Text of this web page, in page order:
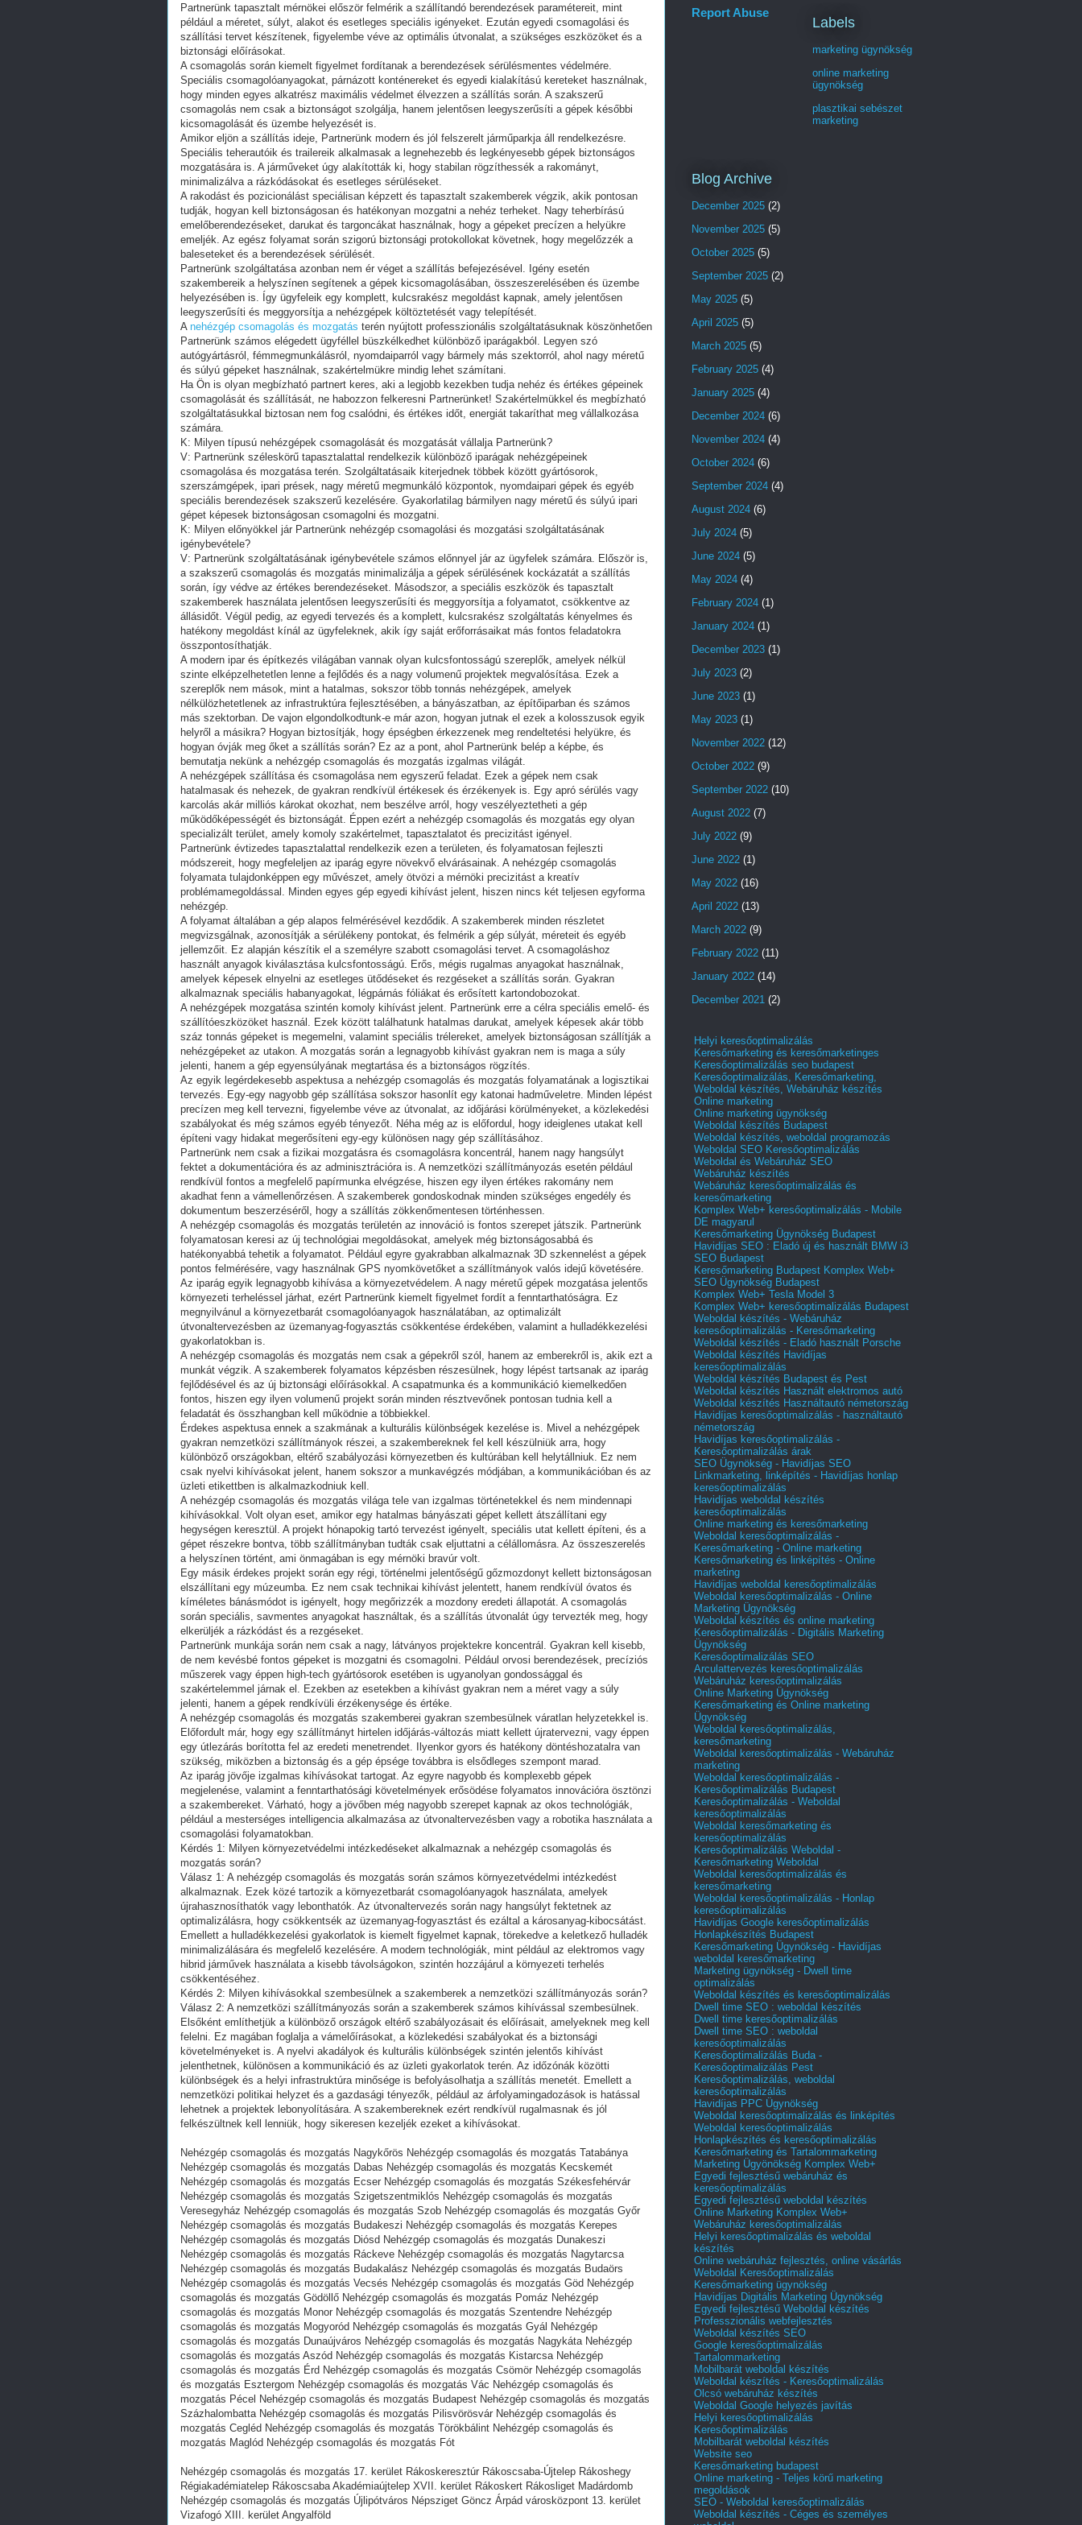
Partnerünk tapasztalt mérnökei először felmérik a szállítandó berendezések paramétereit, mint
például a méretet, súlyt, alakot és esetleges speciális igényeket. Ezután egyedi csomagolási és
szállítási tervet készítenek, figyelembe véve az optimális útvonalat, a szükséges eszközöket és a
biztonsági előírásokat.
A csomagolás során kiemelt figyelmet fordítanak a berendezések sérülésmentes védelmére.
Speciális csomagolóanyagokat, párnázott konténereket és egyedi kialakítású kereteket használnak,
hogy minden egyes alkatrész maximális védelmet élvezzen a szállítás során. A szakszerű
csomagolás nem csak a biztonságot szolgálja, hanem jelentősen leegyszerűsíti a gépek későbbi
kicsomagolását és üzembe helyezését is.
Amikor eljön a szállítás ideje, Partnerünk modern és jól felszerelt járműparkja áll rendelkezésre.
Speciális teherautóik és trailereik alkalmasak a legnehezebb és legkényesebb gépek biztonságos
mozgatására is. A járműveket úgy alakították ki, hogy stabilan rögzíthessék a rakományt,
minimalizálva a rázkódásokat és esetleges sérüléseket.
A rakodást és pozicionálást speciálisan képzett és tapasztalt szakemberek végzik, akik pontosan
tudják, hogyan kell biztonságosan és hatékonyan mozgatni a nehéz terheket. Nagy teherbírású
emelőberendezéseket, darukat és targoncákat használnak, hogy a gépeket precízen a helyükre
emeljék. Az egész folyamat során szigorú biztonsági protokollokat követnek, hogy megelőzzék a
baleseteket és a berendezések sérülését.
Partnerünk szolgáltatása azonban nem ér véget a szállítás befejezésével. Igény esetén
szakembereik a helyszínen segítenek a gépek kicsomagolásában, összeszerelésében és üzembe
helyezésében is. Így ügyfeleik egy komplett, kulcsrakész megoldást kapnak, amely jelentősen
leegyszerűsíti és meggyorsítja a nehézgépek költöztetését vagy telepítését.
A nehézgép csomagolás és mozgatás terén nyújtott professzionális szolgáltatásuknak köszönhetően
Partnerünk számos elégedett ügyféllel büszkélkedhet különböző iparágakból. Legyen szó
autógyártásról, fémmegmunkálásról, nyomdaiparról vagy bármely más szektorról, ahol nagy méretű
és súlyú gépeket használnak, szakértelmükre mindig lehet számítani.
Ha Ön is olyan megbízható partnert keres, aki a legjobb kezekben tudja nehéz és értékes gépeinek
csomagolását és szállítását, ne habozzon felkeresni Partnerünket! Szakértelmükkel és megbízható
szolgáltatásukkal biztosan nem fog csalódni, és értékes időt, energiát takaríthat meg vállalkozása
számára.
K: Milyen típusú nehézgépek csomagolását és mozgatását vállalja Partnerünk?
V: Partnerünk széleskörű tapasztalattal rendelkezik különböző iparágak nehézgépeinek
csomagolása és mozgatása terén. Szolgáltatásaik kiterjednek többek között gyártósorok,
szerszámgépek, ipari prések, nagy méretű megmunkáló központok, nyomdaipari gépek és egyéb
speciális berendezések szakszerű kezelésére. Gyakorlatilag bármilyen nagy méretű és súlyú ipari
gépet képesek biztonságosan csomagolni és mozgatni.
K: Milyen előnyökkel jár Partnerünk nehézgép csomagolási és mozgatási szolgáltatásának
igénybevétele?
V: Partnerünk szolgáltatásának igénybevétele számos előnnyel jár az ügyfelek számára. Először is,
a szakszerű csomagolás és mozgatás minimalizálja a gépek sérülésének kockázatát a szállítás
során, így védve az értékes berendezéseket. Másodszor, a speciális eszközök és tapasztalt
szakemberek használata jelentősen leegyszerűsíti és meggyorsítja a folyamatot, csökkentve az
állásidőt. Végül pedig, az egyedi tervezés és a komplett, kulcsrakész szolgáltatás kényelmes és
hatékony megoldást kínál az ügyfeleknek, akik így saját erőforrásaikat más fontos feladatokra
összpontosíthatják.
A modern ipar és építkezés világában vannak olyan kulcsfontosságú szereplők, amelyek nélkül
szinte elképzelhetetlen lenne a fejlődés és a nagy volumenű projektek megvalósítása. Ezek a
szereplők nem mások, mint a hatalmas, sokszor több tonnás nehézgépek, amelyek
nélkülözhetetlenek az infrastruktúra fejlesztésében, a bányászatban, az építőiparban és számos
más szektorban. De vajon elgondolkodtunk-e már azon, hogyan jutnak el ezek a kolosszusok egyik
helyről a másikra? Hogyan biztosítják, hogy épségben érkezzenek meg rendeltetési helyükre, és
hogyan óvják meg őket a szállítás során? Ez az a pont, ahol Partnerünk belép a képbe, és
bemutatja nekünk a nehézgép csomagolás és mozgatás izgalmas világát.
A nehézgépek szállítása és csomagolása nem egyszerű feladat. Ezek a gépek nem csak
hatalmasak és nehezek, de gyakran rendkívül értékesek és érzékenyek is. Egy apró sérülés vagy
karcolás akár milliós károkat okozhat, nem beszélve arról, hogy veszélyeztetheti a gép
működőképességét és biztonságát. Éppen ezért a nehézgép csomagolás és mozgatás egy olyan
specializált terület, amely komoly szakértelmet, tapasztalatot és precizitást igényel.
Partnerünk évtizedes tapasztalattal rendelkezik ezen a területen, és folyamatosan fejleszti
módszereit, hogy megfeleljen az iparág egyre növekvő elvárásainak. A nehézgép csomagolás
folyamata tulajdonképpen egy művészet, amely ötvözi a mérnöki precizitást a kreatív
problémamegoldással. Minden egyes gép egyedi kihívást jelent, hiszen nincs két teljesen egyforma
nehézgép.
A folyamat általában a gép alapos felmérésével kezdődik. A szakemberek minden részletet
megvizsgálnak, azonosítják a sérülékeny pontokat, és felmérik a gép súlyát, méreteit és egyéb
jellemzőit. Ez alapján készítik el a személyre szabott csomagolási tervet. A csomagoláshoz
használt anyagok kiválasztása kulcsfontosságú. Erős, mégis rugalmas anyagokat használnak,
amelyek képesek elnyelni az esetleges ütődéseket és rezgéseket a szállítás során. Gyakran
alkalmaznak speciális habanyagokat, légpárnás fóliákat és erősített kartondobozokat.
A nehézgépek mozgatása szintén komoly kihívást jelent. Partnerünk erre a célra speciális emelő- és
szállítóeszközöket használ. Ezek között találhatunk hatalmas darukat, amelyek képesek akár több
száz tonnás gépeket is megemelni, valamint speciális trélereket, amelyek biztonságosan szállítják a
nehézgépeket az utakon. A mozgatás során a legnagyobb kihívást gyakran nem is maga a súly
jelenti, hanem a gép egyensúlyának megtartása és a biztonságos rögzítés.
Az egyik legérdekesebb aspektusa a nehézgép csomagolás és mozgatás folyamatának a logisztikai
tervezés. Egy-egy nagyobb gép szállítása sokszor hasonlít egy katonai hadműveletre. Minden lépést
precízen meg kell tervezni, figyelembe véve az útvonalat, az időjárási körülményeket, a közlekedési
szabályokat és még számos egyéb tényezőt. Néha még az is előfordul, hogy ideiglenes utakat kell
építeni vagy hidakat megerősíteni egy-egy különösen nagy gép szállításához.
Partnerünk nem csak a fizikai mozgatásra és csomagolásra koncentrál, hanem nagy hangsúlyt
fektet a dokumentációra és az adminisztrációra is. A nemzetközi szállítmányozás esetén például
rendkívül fontos a megfelelő papírmunka elvégzése, hiszen egy ilyen értékes rakomány nem
akadhat fenn a vámellenőrzésen. A szakemberek gondoskodnak minden szükséges engedély és
dokumentum beszerzéséről, hogy a szállítás zökkenőmentesen történhessen.
A nehézgép csomagolás és mozgatás területén az innováció is fontos szerepet játszik. Partnerünk
folyamatosan keresi az új technológiai megoldásokat, amelyek még biztonságosabbá és
hatékonyabbá tehetik a folyamatot. Például egyre gyakrabban alkalmaznak 3D szkennelést a gépek
pontos felmérésére, vagy használnak GPS nyomkövetőket a szállítmányok valós idejű követésére.
Az iparág egyik legnagyobb kihívása a környezetvédelem. A nagy méretű gépek mozgatása jelentős
környezeti terheléssel járhat, ezért Partnerünk kiemelt figyelmet fordít a fenntarthatóságra. Ez
megnyilvánul a környezetbarát csomagolóanyagok használatában, az optimalizált
útvonaltervezésben az üzemanyag-fogyasztás csökkentése érdekében, valamint a hulladékkezelési
gyakorlatokban is.
A nehézgép csomagolás és mozgatás nem csak a gépekről szól, hanem az emberekről is, akik ezt a
munkát végzik. A szakemberek folyamatos képzésben részesülnek, hogy lépést tartsanak az iparág
fejlődésével és az új biztonsági előírásokkal. A csapatmunka és a kommunikáció kiemelkedően
fontos, hiszen egy ilyen volumenű projekt során minden résztvevőnek pontosan tudnia kell a
feladatát és összhangban kell működnie a többiekkel.
Érdekes aspektusa ennek a szakmának a kulturális különbségek kezelése is. Mivel a nehézgépek
gyakran nemzetközi szállítmányok részei, a szakembereknek fel kell készülniük arra, hogy
különböző országokban, eltérő szabályozási környezetben és kultúrában kell helytállniuk. Ez nem
csak nyelvi kihívásokat jelent, hanem sokszor a munkavégzés módjában, a kommunikációban és az
üzleti etikettben is alkalmazkodniuk kell.
A nehézgép csomagolás és mozgatás világa tele van izgalmas történetekkel és nem mindennapi
kihívásokkal. Volt olyan eset, amikor egy hatalmas bányászati gépet kellett átszállítani egy
hegységen keresztül. A projekt hónapokig tartó tervezést igényelt, speciális utat kellett építeni, és a
gépet részekre bontva, több szállítmányban tudták csak eljuttatni a célállomásra. Az összeszerelés
a helyszínen történt, ami önmagában is egy mérnöki bravúr volt.
Egy másik érdekes projekt során egy régi, történelmi jelentőségű gőzmozdonyt kellett biztonságosan
elszállítani egy múzeumba. Ez nem csak technikai kihívást jelentett, hanem rendkívül óvatos és
kíméletes bánásmódot is igényelt, hogy megőrizzék a mozdony eredeti állapotát. A csomagolás
során speciális, savmentes anyagokat használtak, és a szállítás útvonalát úgy tervezték meg, hogy
elkerüljék a rázkódást és a rezgéseket.
Partnerünk munkája során nem csak a nagy, látványos projektekre koncentrál. Gyakran kell kisebb,
de nem kevésbé fontos gépeket is mozgatni és csomagolni. Például orvosi berendezések, precíziós
műszerek vagy éppen high-tech gyártósorok esetében is ugyanolyan gondossággal és
szakértelemmel járnak el. Ezekben az esetekben a kihívást gyakran nem a méret vagy a súly
jelenti, hanem a gépek rendkívüli érzékenysége és értéke.
A nehézgép csomagolás és mozgatás szakemberei gyakran szembesülnek váratlan helyzetekkel is.
Előfordult már, hogy egy szállítmányt hirtelen időjárás-változás miatt kellett újratervezni, vagy éppen
egy útlezárás borította fel az eredeti menetrendet. Ilyenkor gyors és hatékony döntéshozatalra van
szükség, miközben a biztonság és a gép épsége továbbra is elsődleges szempont marad.
Az iparág jövője izgalmas kihívásokat tartogat. Az egyre nagyobb és komplexebb gépek
megjelenése, valamint a fenntarthatósági követelmények erősödése folyamatos innovációra ösztönzi
a szakembereket. Várható, hogy a jövőben még nagyobb szerepet kapnak az okos technológiák,
például a mesterséges intelligencia alkalmazása az útvonaltervezésben vagy a robotika használata a
csomagolási folyamatokban.
Kérdés 1: Milyen környezetvédelmi intézkedéseket alkalmaznak a nehézgép csomagolás és
mozgatás során?
Válasz 1: A nehézgép csomagolás és mozgatás során számos környezetvédelmi intézkedést
alkalmaznak. Ezek közé tartozik a környezetbarát csomagolóanyagok használata, amelyek
újrahasznosíthatók vagy lebonthatók. Az útvonaltervezés során nagy hangsúlyt fektetnek az
optimalizálásra, hogy csökkentsék az üzemanyag-fogyasztást és ezáltal a károsanyag-kibocsátást.
Emellett a hulladékkezelési gyakorlatok is kiemelt figyelmet kapnak, törekedve a keletkező hulladék
minimalizálására és megfelelő kezelésére. A modern technológiák, mint például az elektromos vagy
hibrid járművek használata a kisebb távolságokon, szintén hozzájárul a környezeti terhelés
csökkentéséhez.
Kérdés 2: Milyen kihívásokkal szembesülnek a szakemberek a nemzetközi szállítmányozás során?
Válasz 2: A nemzetközi szállítmányozás során a szakemberek számos kihívással szembesülnek.
Elsőként említhetjük a különböző országok eltérő szabályozásait és előírásait, amelyeknek meg kell
felelni. Ez magában foglalja a vámelőírásokat, a közlekedési szabályokat és a biztonsági
követelményeket is. A nyelvi akadályok és kulturális különbségek szintén jelentős kihívást
jelenthetnek, különösen a kommunikáció és az üzleti gyakorlatok terén. Az időzónák közötti
különbségek és a helyi infrastruktúra minősége is befolyásolhatja a szállítás menetét. Emellett a
nemzetközi politikai helyzet és a gazdasági tényezők, például az árfolyamingadozások is hatással
lehetnek a projektek lebonyolítására. A szakembereknek ezért rendkívül rugalmasnak és jól
felkészültnek kell lenniük, hogy sikeresen kezeljék ezeket a kihívásokat.
Nehézgép csomagolás és mozgatás Nagykőrös Nehézgép csomagolás és mozgatás Tatabánya
Nehézgép csomagolás és mozgatás Dabas Nehézgép csomagolás és mozgatás Kecskemét
Nehézgép csomagolás és mozgatás Ecser Nehézgép csomagolás és mozgatás Székesfehérvár
Nehézgép csomagolás és mozgatás Szigetszentmiklós Nehézgép csomagolás és mozgatás
Veresegyház Nehézgép csomagolás és mozgatás Szob Nehézgép csomagolás és mozgatás Győr
Nehézgép csomagolás és mozgatás Budakeszi Nehézgép csomagolás és mozgatás Kerepes
Nehézgép csomagolás és mozgatás Diósd Nehézgép csomagolás és mozgatás Dunakeszi
Nehézgép csomagolás és mozgatás Ráckeve Nehézgép csomagolás és mozgatás Nagytarcsa
Nehézgép csomagolás és mozgatás Budakalász Nehézgép csomagolás és mozgatás Budaörs
Nehézgép csomagolás és mozgatás Vecsés Nehézgép csomagolás és mozgatás Göd Nehézgép
csomagolás és mozgatás Gödöllő Nehézgép csomagolás és mozgatás Pomáz Nehézgép
csomagolás és mozgatás Monor Nehézgép csomagolás és mozgatás Szentendre Nehézgép
csomagolás és mozgatás Mogyoród Nehézgép csomagolás és mozgatás Gyál Nehézgép
csomagolás és mozgatás Dunaújváros Nehézgép csomagolás és mozgatás Nagykáta Nehézgép
csomagolás és mozgatás Aszód Nehézgép csomagolás és mozgatás Kistarcsa Nehézgép
csomagolás és mozgatás Érd Nehézgép csomagolás és mozgatás Csömör Nehézgép csomagolás
és mozgatás Esztergom Nehézgép csomagolás és mozgatás Vác Nehézgép csomagolás és
mozgatás Pécel Nehézgép csomagolás és mozgatás Budapest Nehézgép csomagolás és mozgatás
Százhalombatta Nehézgép csomagolás és mozgatás Pilisvörösvár Nehézgép csomagolás és
mozgatás Cegléd Nehézgép csomagolás és mozgatás Törökbálint Nehézgép csomagolás és
mozgatás Maglód Nehézgép csomagolás és mozgatás Fót
Nehézgép csomagolás és mozgatás 17. kerület Rákoskeresztúr Rákoscsaba-Újtelep Rákoshegy
Régiakadémiatelep Rákoscsaba Akadémiaújtelep XVII. kerület Rákoskert Rákosliget Madárdomb
Nehézgép csomagolás és mozgatás Újlipótváros Népsziget Göncz Árpád városközpont 13. kerület
Vizafogó XIII. kerület Angyalföld
Report Abuse
Labels
marketing ügynökség
online marketing
ügynökség
plasztikai sebészet
marketing
Blog Archive
December 2025 (2)
November 2025 (5)
October 2025 (5)
September 2025 (2)
May 2025 (5)
April 2025 (5)
March 2025 (5)
February 2025 (4)
January 2025 (4)
December 2024 (6)
November 2024 (4)
October 2024 (6)
September 2024 (4)
August 2024 (6)
July 2024 (5)
June 2024 (5)
May 2024 (4)
February 2024 (1)
January 2024 (1)
December 2023 (1)
July 2023 (2)
June 2023 (1)
May 2023 (1)
November 2022 (12)
October 2022 (9)
September 2022 (10)
August 2022 (7)
July 2022 (9)
June 2022 (1)
May 2022 (16)
April 2022 (13)
March 2022 (9)
February 2022 (11)
January 2022 (14)
December 2021 (2)
Helyi keresőoptimalizálás
Keresőmarketing és keresőmarketinges
Keresőoptimalizálás seo budapest
Keresőoptimalizálás, Keresőmarketing,
Weboldal készítés, Webáruház készítés
Online marketing
Online marketing ügynökség
Weboldal készítés Budapest
Weboldal készítés, weboldal programozás
Weboldal SEO Keresőoptimalizálás
Weboldal és Webáruház SEO
Webáruház készítés
Webáruház keresőoptimalizálás és
keresőmarketing
Komplex Web+ keresőoptimalizálás - Mobile
DE magyarul
Keresőmarketing Ügynökség Budapest
Havidíjas SEO : Eladó új és használt BMW i3
SEO Budapest
Keresőmarketing Budapest Komplex Web+
SEO Ügynökség Budapest
Komplex Web+ Tesla Model 3
Komplex Web+ keresőoptimalizálás Budapest
Weboldal készítés - Webáruház
keresőoptimalizálás - Keresőmarketing
Weboldal készítés - Eladó használt Porsche
Weboldal készítés Havidíjas
keresőoptimalizálás
Weboldal készítés Budapest és Pest
Weboldal készítés Használt elektromos autó
Weboldal készítés Használtautó németország
Havidíjas keresőoptimalizálás - használtautó
németország
Havidíjas keresőoptimalizálás -
Keresőoptimalizálás árak
SEO Ügynökség - Havidíjas SEO
Linkmarketing, linképítés - Havidíjas honlap
keresőoptimalizálás
Havidíjas weboldal készítés
keresőoptimalizálás
Online marketing és keresőmarketing
Weboldal keresőoptimalizálás -
Keresőmarketing - Online marketing
Keresőmarketing és linképítés - Online
marketing
Havidíjas weboldal keresőoptimalizálás
Weboldal keresőoptimalizálás - Online
Marketing Ügynökség
Weboldal készítés és online marketing
Keresőoptimalizálás - Digitális Marketing
Ügynökség
Keresőoptimalizálás SEO
Arculattervezés keresőoptimalizálás
Webáruház keresőoptimalizálás
Online Marketing Ügynökség
Keresőmarketing és Online marketing
Ügynökség
Weboldal keresőoptimalizálás,
keresőmarketing
Weboldal keresőoptimalizálás - Webáruház
marketing
Weboldal keresőoptimalizálás -
Keresőoptimalizálás Budapest
Keresőoptimalizálás - Weboldal
keresőoptimalizálás
Weboldal keresőmarketing és
keresőoptimalizálás
Keresőoptimalizálás Weboldal -
Keresőmarketing Weboldal
Weboldal keresőoptimalizálás és
keresőmarketing
Weboldal keresőoptimalizálás - Honlap
keresőoptimalizálás
Havidíjas Google keresőoptimalizálás
Honlapkészítés Budapest
Keresőmarketing Ügynökség - Havidíjas
weboldal keresőmarketing
Marketing ügynökség - Dwell time
optimalizálás
Weboldal készítés és keresőoptimalizálás
Dwell time SEO : weboldal készítés
Dwell time keresőoptimalizálás
Dwell time SEO : weboldal
keresőoptimalizálás
Keresőoptimalizálás Buda -
Keresőoptimalizálás Pest
Keresőoptimalizálás, weboldal
keresőoptimalizálás
Havidíjas PPC Ügynökség
Weboldal keresőoptimalizálás és linképítés
Weboldal keresőoptimalizálás
Honlapkészítés és keresőoptimalizálás
Keresőmarketing és Tartalommarketing
Marketing Ügyönökség Komplex Web+
Egyedi fejlesztésű webáruház és
keresőoptimalizálás
Egyedi fejlesztésű weboldal készítés
Online Marketing Komplex Web+
Webáruház keresőoptimalizálás
Helyi keresőoptimalizálás és weboldal
készítés
Online webáruház fejlesztés, online vásárlás
Weboldal Keresőoptimalizálás
Keresőmarketing ügynökség
Havidíjas Digitális Marketing Ügynökség
Egyedi fejlesztésű Weboldal készítés
Professzionális webfejlesztés
Weboldal készítés SEO
Google keresőoptimalizálás
Tartalommarketing
Mobilbarát weboldal készítés
Weboldal készítés - Keresőoptimalizálás
Olcsó webáruház készítés
Weboldal Google helyezés javítás
Helyi keresőoptimalizálás
Keresőoptimalizálás
Mobilbarát weboldal készítés
Website seo
Keresőmarketing budapest
Online marketing - Teljes körű marketing
megoldások
SEO - Weboldal keresőoptimalizálás
Weboldal készítés - Céges és személyes